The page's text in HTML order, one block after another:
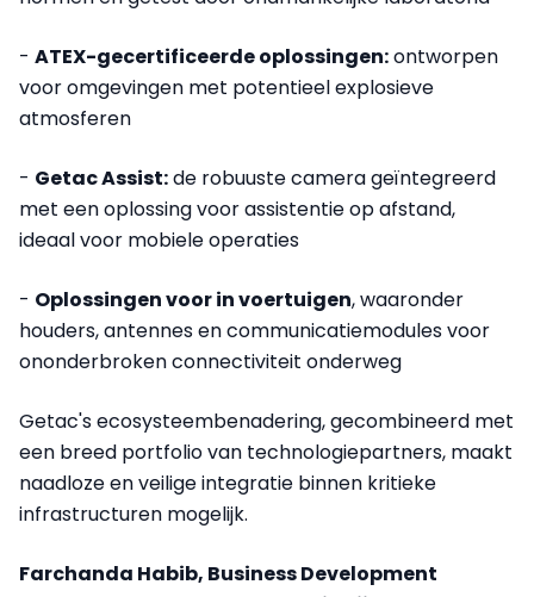
- ATEX-gecertificeerde oplossingen:ontworpen
voor omgevingen met potentieel explosieve
atmosferen
- Getac Assist:de robuuste camera geïntegreerd
met een oplossing voor assistentie op afstand,
ideaal voor mobiele operaties
- Oplossingen voor in voertuigen, waaronder
houders, antennes en communicatiemodules voor
ononderbroken connectiviteit onderweg
Getac's ecosysteembenadering, gecombineerd met
een breed portfolio van technologiepartners, maakt
naadloze en veilige integratie binnen kritieke
infrastructuren mogelijk.
Farchanda Habib, Business Development